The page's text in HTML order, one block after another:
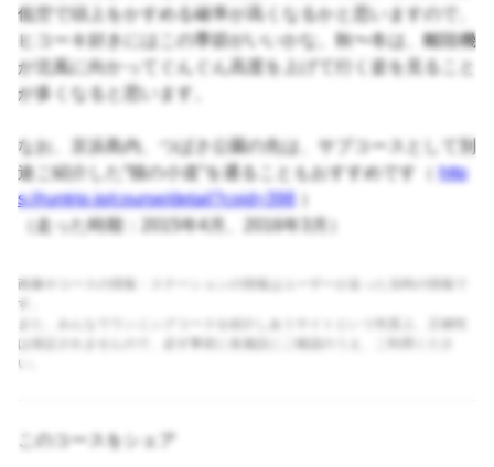
低空で頭上をかすめる確率が高くなるかと思いますので、
ヒコーキ好きにはこの季節がいいかな。秋〜冬は、離陸機
が北風に向かってぐんぐん高度を上げて行く姿を見ること
が多くなると思います。
なお、京浜島内、つばさ公園の先は、サブコースとして別
途ご紹介した”猫の小道”を通ることもおすすめです（ http
s://runtrip.jp/course/detail?coid=398
（走った時期：2015年4月、2016年3月）
画像やコースの情報・ステーションの情報はユーザーが走った当時の情報で
す。
また、みんなでランニングコースを紹介しあうサイトという性質上、正確性
は保証されませんので、必ず事前に各施設にご確認のうえ、ご利用くださ
い。
このコースをシェア